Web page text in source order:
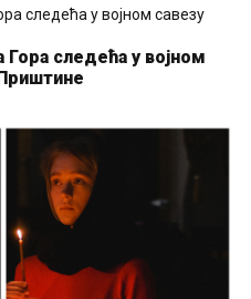
следећа у војном